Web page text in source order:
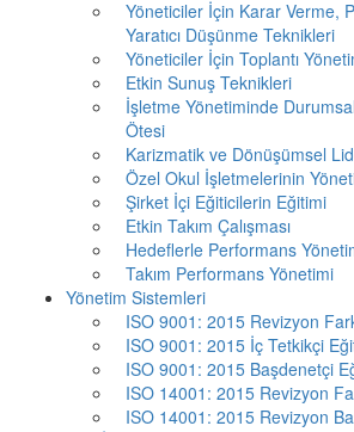
Yöneticiler İçin Karar Verme,
Yaratıcı Düşünme Teknikleri
Yöneticiler İçin Toplantı
Etkin Sunuş Teknikleri
İşletme Yönetiminde
Ötesi
Karizmatik ve Dönüşümsel
Özel Okul İşletmelerinin
Şirket İçi Eğiticilerin Eğitimi
Etkin Takım Çalışması
Hedeflerle Performans
Takım Performans Yönetimi
Yönetim Sistemleri
ISO 9001: 2015 Revizyon
ISO 9001: 2015 İç Tetkikçi
ISO 9001: 2015 Başdenetçi
ISO 14001: 2015 Revizyon
ISO 14001: 2015 Revizyon